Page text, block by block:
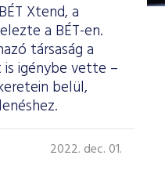
Xtend, a
a BÉT-en.
társaság a
igénybe vette –
belül,
2022. dec. 01.